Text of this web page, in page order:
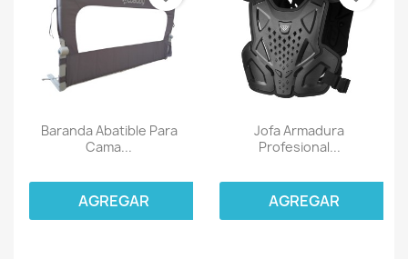
Baranda Abatible Para
Cama...
AGREGAR
Jofa Armadura
Profesional...
AGREGAR